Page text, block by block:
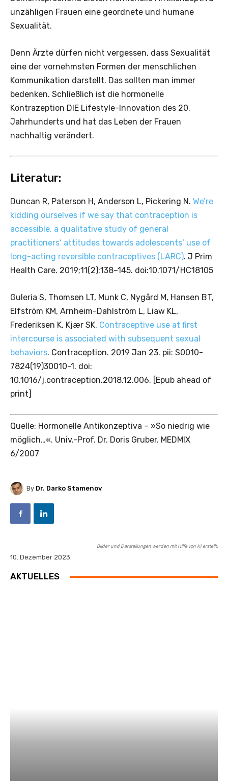
unzähligen Frauen eine geordnete und humane
Sexualität.
Denn Ärzte dürfen nicht vergessen, dass Sexualität
eine der vornehmsten Formen der menschlichen
Kommunikation darstellt. Das sollten man immer
bedenken. Schließlich ist die hormonelle
Kontrazeption DIE Lifestyle-Innovation des 20.
Jahrhunderts und hat das Leben der Frauen
nachhaltig verändert.
Literatur:
Duncan R, Paterson H, Anderson L, Pickering N. We’re
kidding ourselves if we say that contraception is
accessible. a qualitative study of general
practitioners‘ attitudes towards adolescents‘ use of
long-acting reversible contraceptives (LARC). J Prim
Health Care. 2019;11(2):138–145. doi:10.1071/HC18105
Guleria S, Thomsen LT, Munk C, Nygård M, Hansen BT,
Elfström KM, Arnheim-Dahlström L, Liaw KL,
Frederiksen K, Kjær SK. Contraceptive use at first
intercourse is associated with subsequent sexual
behaviors. Contraception. 2019 Jan 23. pii: S0010-
7824(19)30010-1. doi:
10.1016/j.contraception.2018.12.006. [Epub ahead of
print]
Quelle: Hormonelle Antikonzeptiva – »So niedrig wie
möglich…«. Univ.-Prof. Dr. Doris Gruber. MEDMIX
6/2007
By Dr. Darko Stamenov
Bilder und Darstellungen werden mit Hilfe von KI erstellt.
10. Dezember 2023
AKTUELLES